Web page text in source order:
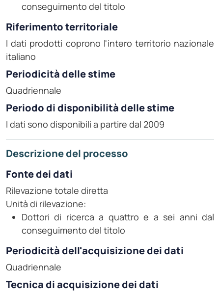
conseguimento del titolo
Riferimento territoriale
I dati prodotti coprono l'intero territorio nazionale
italiano
Periodicità delle stime
Quadriennale
Periodo di disponibilità delle stime
I dati sono disponibili a partire dal 2009
Descrizione del processo
Fonte dei dati
Rilevazione totale diretta
Unità di rilevazione:
Dottori di ricerca a quattro e a sei anni dal
conseguimento del titolo
Periodicità dell'acquisizione dei dati
Quadriennale
Tecnica di acquisizione dei dati